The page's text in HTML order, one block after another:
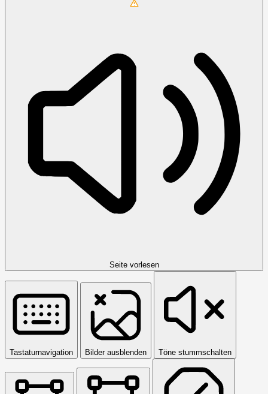
Seite vorlesen
Tastaturnavigation Bilder ausblenden Töne stummschalten